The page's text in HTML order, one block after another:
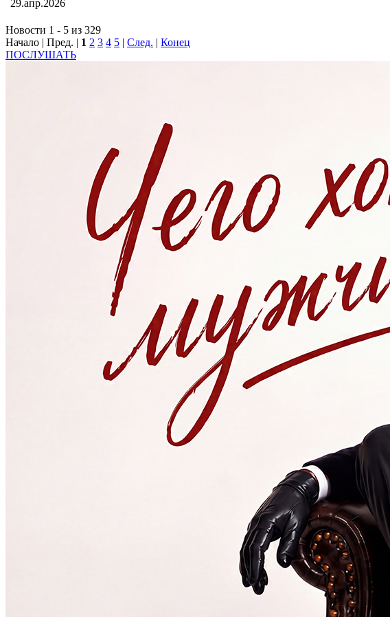
29.апр.2026
Новости 1 - 5 из 329
Начало | Пред. | 1 2 3 4 5 | След. | Конец
ПОСЛУШАТЬ